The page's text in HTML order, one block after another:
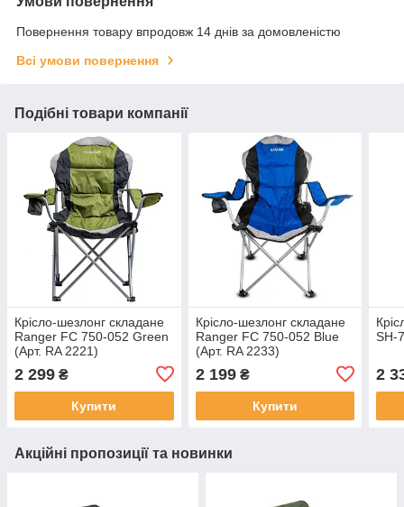
Повернення товару впродовж 14 днів за домовленістю
Всі умови повернення
Подібні товари компанії
Крісло-шезлонг складане
Ranger FC 750-052 Green
(Арт. RA 2221)
2 299 ₴
Купити
Крісло-шезлонг складане
Ranger FC 750-052 Blue
(Арт. RA 2233)
2 199₴
Купити
SH-
2
Акційні пропозиції та новинки